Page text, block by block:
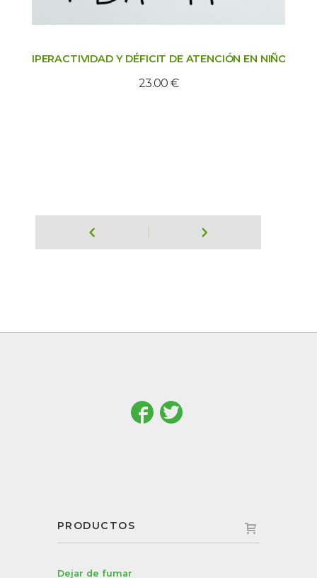
HIPERACTIVIDAD Y DÉFICIT DE ATENCIÓN EN NIÑOS
23.00 €
PRODUCTOS
Dejar de fumar